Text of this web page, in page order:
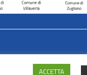
Azioni in Rete
ACCETTA